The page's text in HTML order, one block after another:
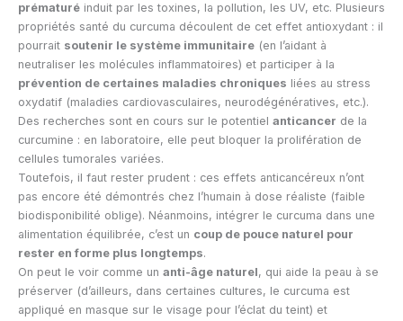
prématuré induit par les toxines, la pollution, les UV, etc. Plusieurs
propriétés santé du curcuma découlent de cet effet antioxydant : il
pourrait soutenir le système immunitaire (en l’aidant à
neutraliser les molécules inflammatoires) et participer à la
prévention de certaines maladies chroniques liées au stress
oxydatif (maladies cardiovasculaires, neurodégénératives, etc.).
Des recherches sont en cours sur le potentiel anticancer de la
curcumine : en laboratoire, elle peut bloquer la prolifération de
cellules tumorales variées.
Toutefois, il faut rester prudent : ces effets anticancéreux n’ont
pas encore été démontrés chez l’humain à dose réaliste (faible
biodisponibilité oblige). Néanmoins, intégrer le curcuma dans une
alimentation équilibrée, c’est un coup de pouce naturel pour
rester en forme plus longtemps.
On peut le voir comme un anti-âge naturel, qui aide la peau à se
préserver (d’ailleurs, dans certaines cultures, le curcuma est
appliqué en masque sur le visage pour l’éclat du teint) et